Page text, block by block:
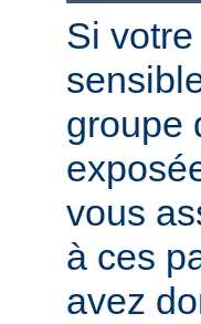
Si
groupe
vous
à ces
avez